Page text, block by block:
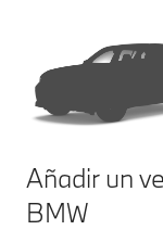
Añadir un
BMW